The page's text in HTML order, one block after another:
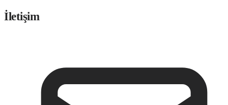
İletişim